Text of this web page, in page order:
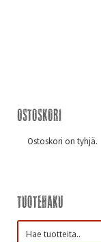
Ostoskori
Ostoskori on tyhjä.
Tuotehaku